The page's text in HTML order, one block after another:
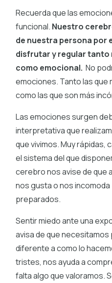
Recuerda que las
funcional. Nuestro
de nuestra persona por
disfrutar y regular
como emocional. No
emociones. Tanto las que
como las que son más
Las emociones surgen
interpretativa que
que vivimos. Muy rápidas,
el sistema del que
cerebro nos avise de que
nos gusta o nos
preparados.
Sentir miedo ante una
avisa de que
diferente a como lo
tristes, nos ayuda a
falta algo que valoramos.